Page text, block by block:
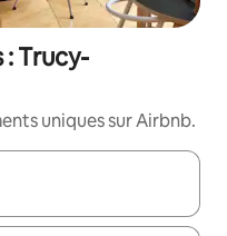
: Trucy-
uniques sur Airbnb.
parcourez-les en utilisant